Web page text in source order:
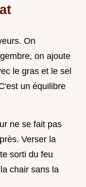
On
on ajoute
le gras et le sel
un équilibre
ne se fait pas
Verser la
sorti du feu
chair sans la